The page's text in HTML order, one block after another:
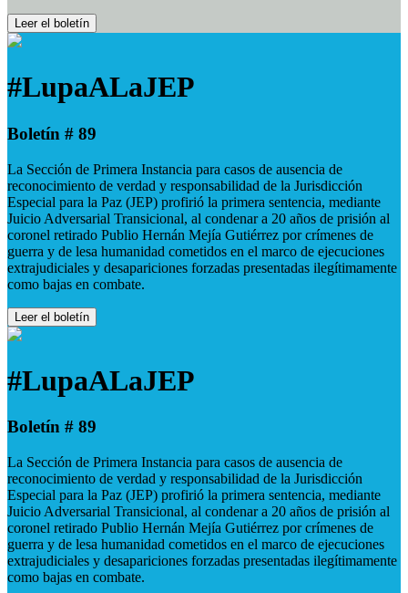
Leer el boletín
#LupaALaJEP
Boletín # 89
La Sección de Primera Instancia para casos de ausencia de
reconocimiento de verdad y responsabilidad de la Jurisdicción
Especial para la Paz (JEP) profirió la primera sentencia, mediante
Juicio Adversarial Transicional, al condenar a 20 años de prisión al
coronel retirado Publio Hernán Mejía Gutiérrez por crímenes de
guerra y de lesa humanidad cometidos en el marco de ejecuciones
extrajudiciales y desapariciones forzadas presentadas ilegítimamente
como bajas en combate.
Leer el boletín
#LupaALaJEP
Boletín # 89
La Sección de Primera Instancia para casos de ausencia de
reconocimiento de verdad y responsabilidad de la Jurisdicción
Especial para la Paz (JEP) profirió la primera sentencia, mediante
Juicio Adversarial Transicional, al condenar a 20 años de prisión al
coronel retirado Publio Hernán Mejía Gutiérrez por crímenes de
guerra y de lesa humanidad cometidos en el marco de ejecuciones
extrajudiciales y desapariciones forzadas presentadas ilegítimamente
como bajas en combate.